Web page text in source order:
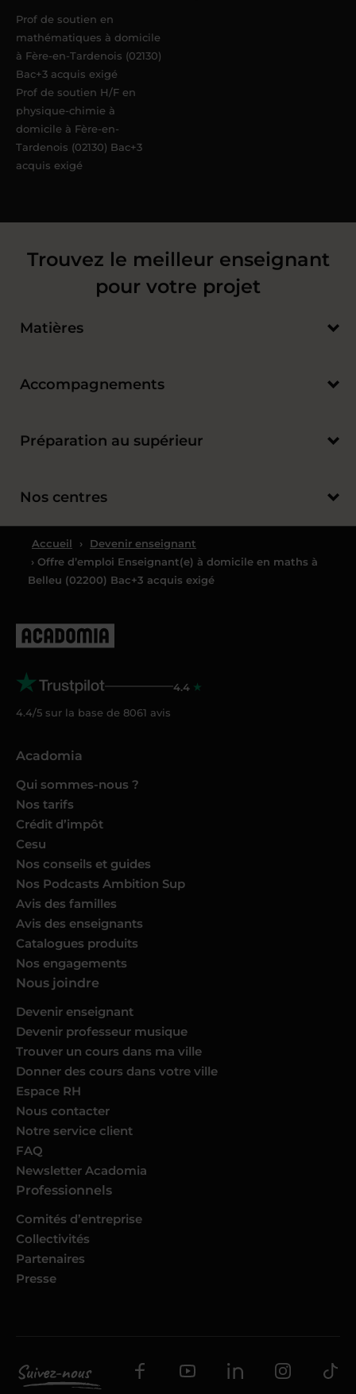
Prof de soutien en
mathématiques à domicile
à Fère-en-Tardenois (02130)
Bac+3 acquis exigé
Prof de soutien H/F en
physique-chimie à
domicile à Fère-en-
Tardenois (02130) Bac+3
acquis exigé
Trouvez le meilleur enseignant
pour votre projet
Matières
Accompagnements
Préparation au supérieur
Nos centres
Accueil ›
Devenir enseignant
› Offre d’emploi Enseignant(e) à domicile en maths à
Belleu (02200) Bac+3 acquis exigé
4.4
4.4/5 sur la base de 8061 avis
Acadomia
Qui sommes-nous ?
Nos tarifs
Crédit d’impôt
Cesu
Nos conseils et guides
Nos Podcasts Ambition Sup
Avis des familles
Avis des enseignants
Catalogues produits
Nos engagements
Nous joindre
Devenir enseignant
Devenir professeur musique
Trouver un cours dans ma ville
Donner des cours dans votre ville
Espace RH
Nous contacter
Notre service client
FAQ
Newsletter Acadomia
Professionnels
Comités d’entreprise
Collectivités
Partenaires
Presse